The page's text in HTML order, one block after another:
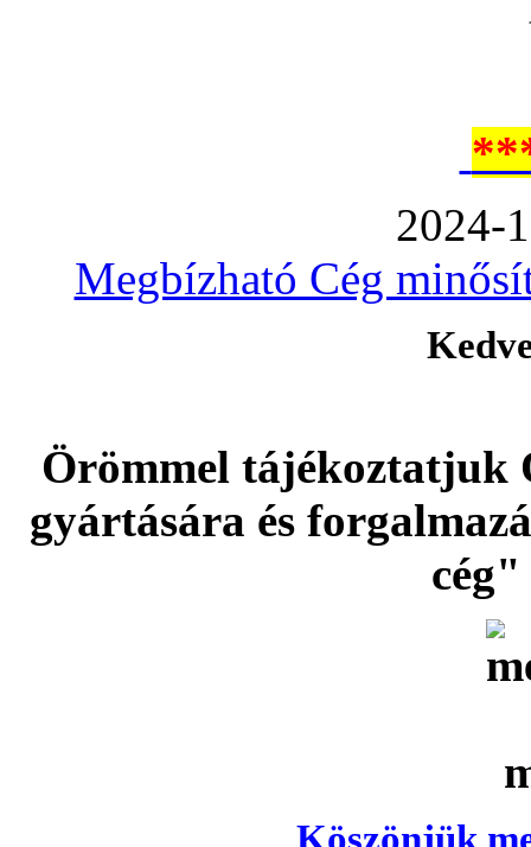
2024-
Megbízható Cég
Örömmel tájékoztatjuk
gyártására és